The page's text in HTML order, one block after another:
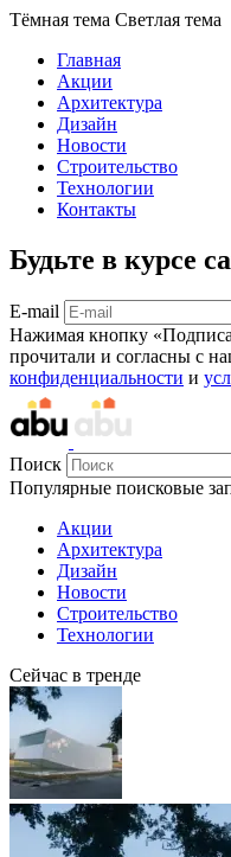
Тёмная тема Светлая тема
Главная
Акции
Архитектура
Дизайн
Новости
Строительство
Технологии
Контакты
Будьте в курсе
E-mail
Нажимая кнопку
прочитали и согласны с
конфиденциальности и
Поиск
Популярные поисковые
Акции
Архитектура
Дизайн
Новости
Строительство
Технологии
Сейчас в тренде